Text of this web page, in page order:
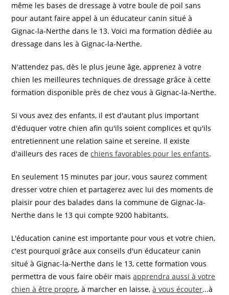
même les bases de dressage à votre boule de poil sans
pour autant faire appel à un éducateur canin situé à
Gignac-la-Nerthe dans le 13. Voici ma formation dédiée au
dressage dans les à Gignac-la-Nerthe.
N'attendez pas, dès le plus jeune âge, apprenez à votre
chien les meilleures techniques de dressage grâce à cette
formation disponible près de chez vous à Gignac-la-Nerthe.
Si vous avez des enfants, il est d'autant plus important
d'éduquer votre chien afin qu'ils soient complices et qu'ils
entretiennent une relation saine et sereine. Il existe
d'ailleurs des races dechiens favorables pour les enfants.
En seulement 15 minutes par jour, vous saurez comment
dresser votre chien et partagerez avec lui des moments de
plaisir pour des balades dans la commune de Gignac-la-
Nerthe dans le 13 qui compte 9200 habitants.
L'éducation canine est importante pour vous et votre chien,
c'est pourquoi grâce aux conseils d'un éducateur canin
situé à Gignac-la-Nerthe dans le 13, cette formation vous
permettra de vous faire obéir maisapprendra aussi à votre
chien à être propre, à marcher en laisse,à vous écouter...à